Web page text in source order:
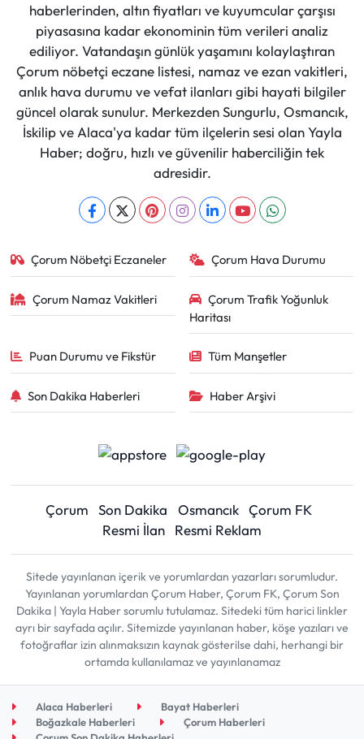
haberlerinden, altın fiyatları ve kuyumcular çarşısı
piyasasına kadar ekonominin tüm verileri analiz
ediliyor. Vatandaşın günlük yaşamını kolaylaştıran
Çorum nöbetçi eczane listesi, namaz ve ezan vakitleri,
anlık hava durumu ve vefat ilanları gibi hayati bilgiler
güncel olarak sunulur. Merkezden Sungurlu, Osmancık,
İskilip ve Alaca'ya kadar tüm ilçelerin sesi olan Yayla
Haber; doğru, hızlı ve güvenilir haberciliğin tek
adresidir.
Çorum Nöbetçi Eczaneler Çorum Hava Durumu
Çorum Namaz Vakitleri
Çorum Trafik Yoğunluk
Haritası
Puan Durumu ve Fikstür Tüm Manşetler
Son Dakika Haberleri Haber Arşivi
Çorum Son Dakika Osmancık Çorum FK
Resmi İlan
Resmi Reklam
Sitede yayınlanan içerik ve yorumlardan yazarları sorumludur.
Yayınlanan yorumlardan Çorum Haber, Çorum FK, Çorum Son
Dakika | Yayla Haber sorumlu tutulamaz. Sitedeki tüm harici linkler
ayrı bir sayfada açılır. Sitemizde yayınlanan haber, köşe yazıları ve
fotoğraflar izin alınmaksızın kaynak gösterilse dahi, herhangi bir
ortamda kullanılamaz ve yayınlanamaz
Alaca Haberleri
Bayat Haberleri
Boğazkale Haberleri
Çorum Haberleri